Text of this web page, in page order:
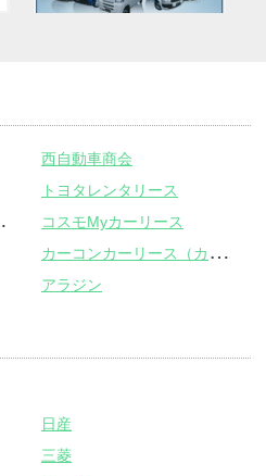
西自動車商会
トヨタレンタリース
くん
コスモMyカーリース
カ
ーコンカーリース（カーコンビニ倶楽部）
アラジン
日産
三菱